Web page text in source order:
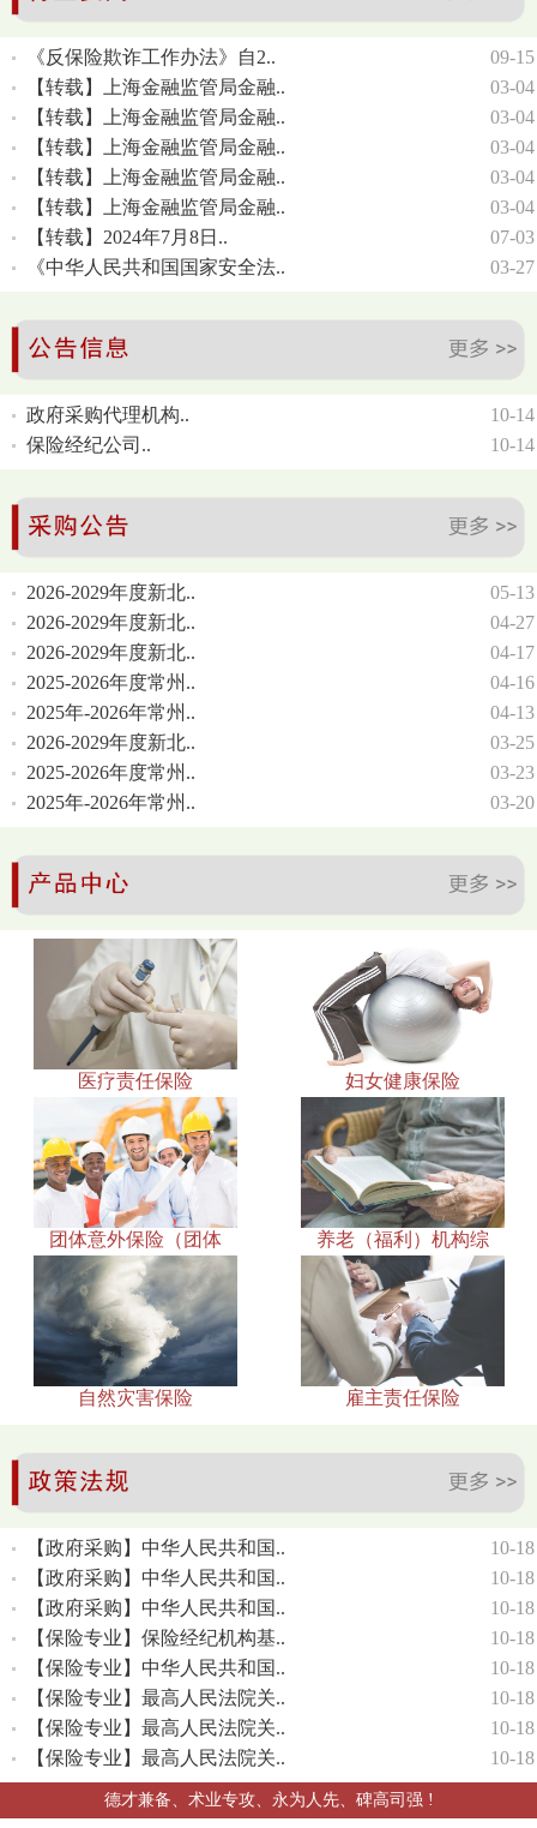
《反保险欺诈工作办法》自2..
09-15
【转载】上海金融监管局金融..
03-04
【转载】上海金融监管局金融..
03-04
【转载】上海金融监管局金融..
03-04
【转载】上海金融监管局金融..
03-04
【转载】上海金融监管局金融..
03-04
【转载】2024年7月8日..
07-03
《中华人民共和国国家安全法..
03-27
政府采购代理机构..
10-14
保险经纪公司..
10-14
2026-2029年度新北..
05-13
2026-2029年度新北..
04-27
2026-2029年度新北..
04-17
2025-2026年度常州..
04-16
2025年-2026年常州..
04-13
2026-2029年度新北..
03-25
2025-2026年度常州..
03-23
2025年-2026年常州..
03-20
医疗责任保险 妇女健康保险
团体意外保险（团体 养老（福利）机构综
自然灾害保险 雇主责任保险
【政府采购】中华人民共和国..
10-18
【政府采购】中华人民共和国..
10-18
【政府采购】中华人民共和国..
10-18
【保险专业】保险经纪机构基..
10-18
【保险专业】中华人民共和国..
10-18
【保险专业】最高人民法院关..
10-18
【保险专业】最高人民法院关..
10-18
【保险专业】最高人民法院关..
10-18
德才兼备、术业专攻、永为人先、碑高司强 !